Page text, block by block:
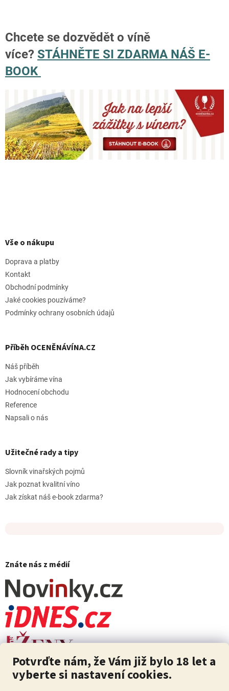
Potvrďte nám, že Vám již bylo 18 let a
vyberte si nastavení cookies.
Chcete se dozvědět o víně
více? STÁHNĚTE SI ZDARMA NÁŠ E-
BOOK
pVše o nákupu
Doprava a platby
Kontakt
Obchodní podmínky
Jaké cookies pouzíváme?
Podmínky ochrany osobních údajů
Příběh OCENĚNÁVÍNA.CZ
Náš příběh
Jak vybíráme vína
Hodnocení obchodu
Reference
Napsali o nás
Užitečné rady a tipy
Slovník vinařských pojmů
Jak poznat kvalitní víno
Jak získat náš e-book zdarma?
Znáte nás z médií